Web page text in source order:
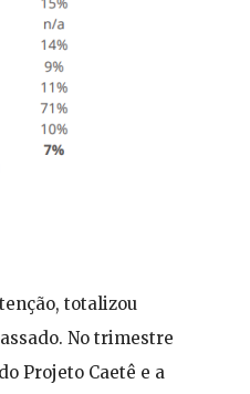
totalizou
No trimestre
Projeto Caetê e a